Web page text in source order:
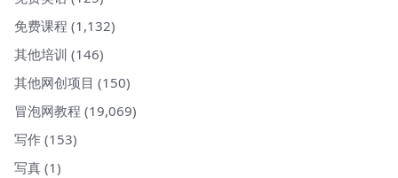
免费课程 (1,132)
其他培训 (146)
其他网创项目 (150)
冒泡网教程 (19,069)
写作 (153)
写真 (1)